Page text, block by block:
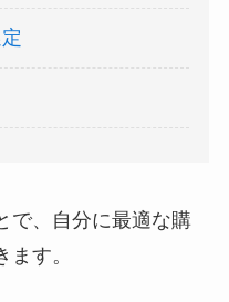
で、自分に最適な購
す。